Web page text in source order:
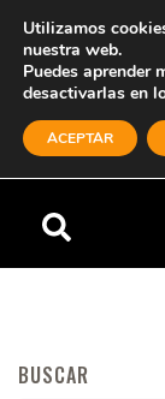
Menú
BUSCAR
Utilizamos
nuestra web.
Puedes aprender
desactivarlas en
ACEPTAR